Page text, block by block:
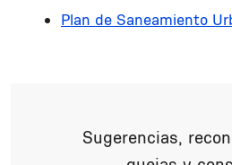
Plan de Saneamiento
Sugerencias,